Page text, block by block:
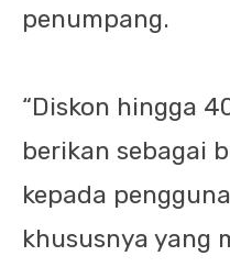
penumpang.
“Diskon hingga
berikan sebagai
kepada
khususnya yang